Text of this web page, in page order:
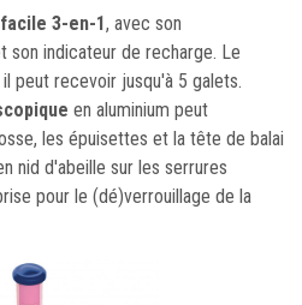
3-en-1, avec son
indicateur de recharge. Le
peut recevoir jusqu'à 5 galets.
en aluminium peut
les épuisettes et la tête de balai
nid d'abeille sur les serrures
pour le (dé)verrouillage de la